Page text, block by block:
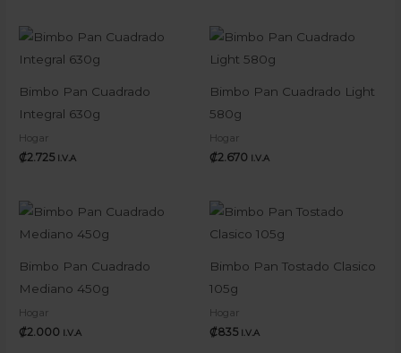
Bimbo Pan Cuadrado
Integral 630g
Hogar
₡2.725 I.V.A
Bimbo Pan Cuadrado Light
580g
Hogar
₡2.670 I.V.A
Bimbo Pan Cuadrado
Mediano 450g
Hogar
₡2.000 I.V.A
Bimbo Pan Tostado Clasico
105g
Hogar
₡835 I.V.A